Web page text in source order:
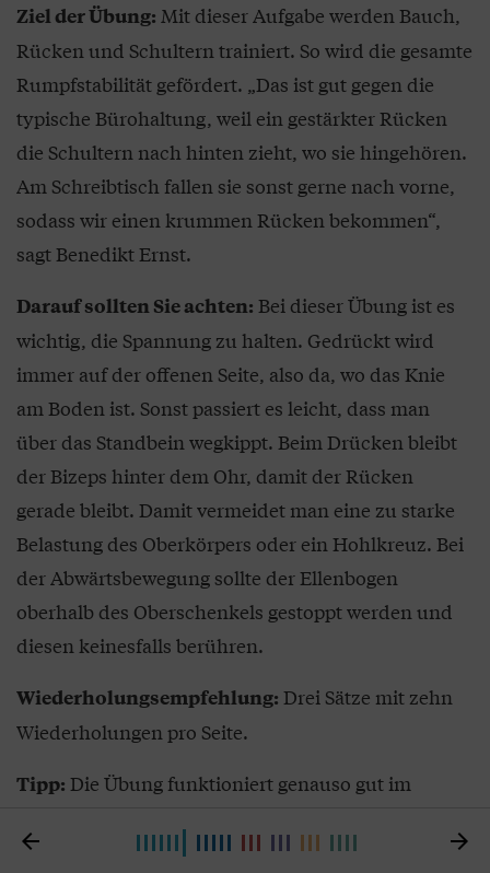
Ziel der Übung: Mit dieser Aufgabe werden Bauch,
Rücken und Schultern trainiert. So wird die gesamte
Rumpfstabilität gefördert. „Das ist gut gegen die
typische Bürohaltung, weil ein gestärkter Rücken
die Schultern nach hinten zieht, wo sie hingehören.
Am Schreibtisch fallen sie sonst gerne nach vorne,
sodass wir einen krummen Rücken bekommen“,
sagt Benedikt Ernst.
Darauf sollten Sie achten: Bei dieser Übung ist es
wichtig, die Spannung zu halten. Gedrückt wird
immer auf der offenen Seite, also da, wo das Knie
am Boden ist. Sonst passiert es leicht, dass man
über das Standbein wegkippt. Beim Drücken bleibt
der Bizeps hinter dem Ohr, damit der Rücken
gerade bleibt. Damit vermeidet man eine zu starke
Belastung des Oberkörpers oder ein Hohlkreuz. Bei
der Abwärtsbewegung sollte der Ellenbogen
oberhalb des Oberschenkels gestoppt werden und
diesen keinesfalls berühren.
Wiederholungsempfehlung: Drei Sätze mit zehn
Wiederholungen pro Seite.
Tipp: Die Übung funktioniert genauso gut im
gleich eine sogenannte Kettlebell mit zehn
 